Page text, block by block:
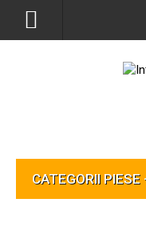
CATEGORII PIESE